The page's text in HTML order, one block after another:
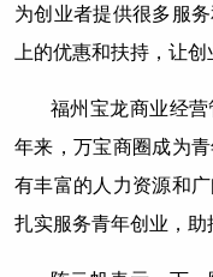
为创业者提供很多服
上的优惠和扶持，让创
福州宝龙商业经
年来，万宝商圈成为
有丰富的人力资源和
扎实服务青年创业，助